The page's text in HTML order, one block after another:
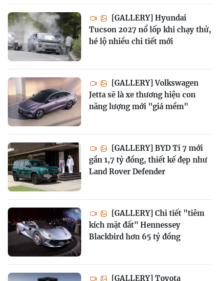
[GALLERY] Hyundai
Tucson 2027 nổ lốp khi chạy thử,
hé lộ nhiều chi tiết mới
[GALLERY] Volkswagen
Jetta sẽ là xe thương hiệu con
năng lượng mới "giá mềm"
[GALLERY] BYD Ti 7 mới
gần 1,7 tỷ đồng, thiết kế đẹp như
Land Rover Defender
[GALLERY] Chi tiết "tiêm
kích mặt đất" Hennessey
Blackbird hơn 65 tỷ đồng
[GALLERY] Toyota